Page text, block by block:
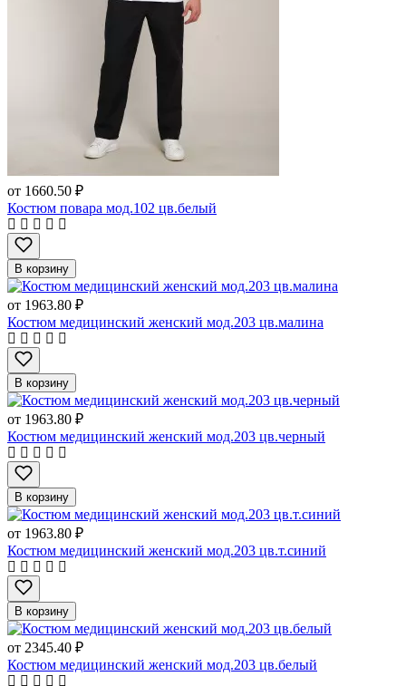
от 1660.50 ₽
Костюм повара мод.102 цв.белый
В корзину
от 1963.80 ₽
Костюм медицинский женский мод.203 цв.малина
В корзину
от 1963.80 ₽
Костюм медицинский женский мод.203 цв.черный
В корзину
от 1963.80 ₽
Костюм медицинский женский мод.203 цв.т.синий
В корзину
от 2345.40 ₽
Костюм медицинский женский мод.203 цв.белый